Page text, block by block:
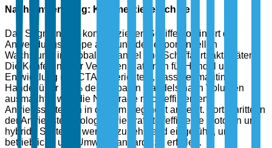
Nach Anwendung: Kommerzielle Schiffe
Das Segment der kommerziellen Schiffe dominiert die
Anwendungsgruppe aufgrund des exponentiellen
Wachstums im globalen Handel und Schifffahrtsaktivitäten.
Die Konferenz der Vereinten Nationen für Handel und
Entwicklung (UNCTAD) berichtete, dass der maritime
Handel über 80 % des globalen Handels nach Volumen
ausmachte, was die Nachfrage nach effizienten
Antriebssystemen in diesem Segment antreibt. Fortschritte in
der Antriebstechnologie, wie kraftstoffeffiziente Motoren und
hybride Systeme, werden zunehmend eingeführt, um
betriebliche und Umweltstandards zu erfüllen.